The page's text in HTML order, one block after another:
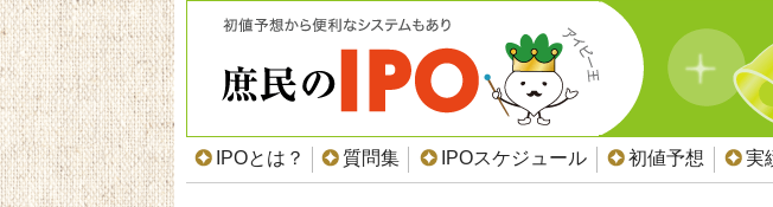
IPOとは？ 質問集 IPOスケジュール 初値予想 実